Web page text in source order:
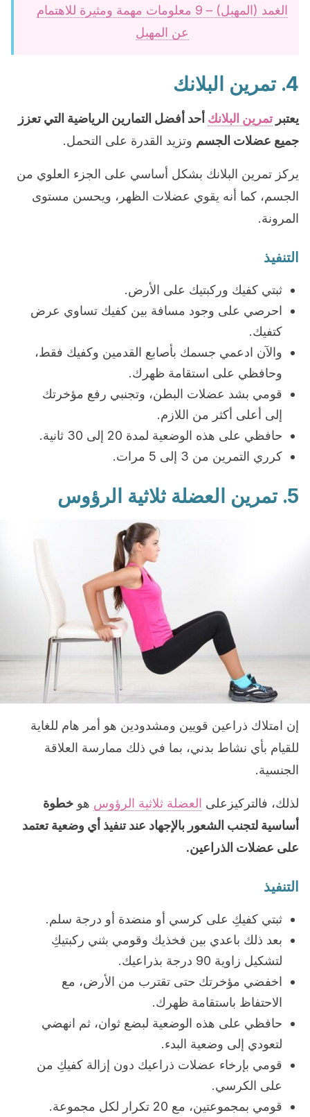
الغمد (المهبل) – 9 معلومات مهمة ومثيرة للاهتمام
عن المهبل
4. تمرين البلانك
يعتبر تمرين البلانك أحد أفضل التمارين الرياضية التي تعزز
جميع عضلات الجسم وتزيد القدرة على التحمل.
يركز تمرين البلانك بشكل أساسي على الجزء العلوي من
الجسم، كما أنه يقوي عضلات الظهر، ويحسن مستوى
المرونة.
التنفيذ
ثبتي كفيك وركبتيك على الأرض.
احرصي على وجود مسافة بين كفيك تساوي عرض
كتفيك.
والآن ادعمي جسمك بأصابع القدمين وكفيك فقط،
وحافظي على استقامة ظهرك.
قومي بشد عضلات البطن، وتجنبي رفع مؤخرتك
إلى أعلى أكثر من اللازم.
حافظي على هذه الوضعية لمدة 20 إلى 30 ثانية.
كرري التمرين من 3 إلى 5 مرات.
5. تمرين العضلة ثلاثية الرؤوس
إن امتلاك ذراعين قويين ومشدودين هو أمر هام للغاية
للقيام بأي نشاط بدني، بما في ذلك ممارسة العلاقة
الجنسية.
لذلك، فالتركيزعلى العضلة ثلاثية الرؤوس هو خطوة
أساسية لتجنب الشعور بالإجهاد عند تنفيذ أي وضعية تعتمد
على عضلات الذراعين.
التنفيذ
ثبتي كفيكِ على كرسي أو منضدة أو درجة سلم.
بعد ذلك باعدي بين فخذيك وقومي بثني ركبتيكِ
لتشكيل زاوية 90 درجة بذراعيك.
اخفضي مؤخرتك حتى تقترب من الأرض، مع
الاحتفاظ باستقامة ظهرك.
حافظي على هذه الوضعية لبضع ثوان، ثم انهضي
لتعودي إلى وضعية البدء.
قومي بإرخاء عضلات ذراعيك دون إزالة كفيكِ من
على الكرسي.
قومي بمجموعتين، مع 20 تكرار لكل مجموعة.